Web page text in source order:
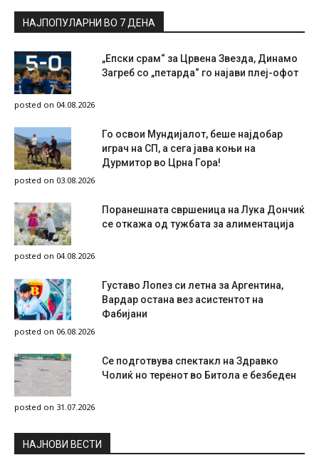
НАЈПОПУЛАРНИ ВО 7 ДЕНА
„Епски срам“ за Црвена Звезда, Динамо
Загреб со „петарда“ го најави плеј-офот
posted on 04.08.2026
Го освои Мундијалот, беше најдобар
играч на СП, а сега јава коњи на
Дурмитор во Црна Гора!
posted on 03.08.2026
Поранешната свршеница на Лука Дончиќ
се откажа од тужбата за алиментација
posted on 04.08.2026
Густаво Лопез си летна за Аргентина,
Вардар остана вез асистентот на
Фабијани
posted on 06.08.2026
Се подготвува спектакл на Здравко
Чолиќ но теренот во Битола е безбеден
posted on 31.07.2026
НAЈНОВИ ВЕСТИ